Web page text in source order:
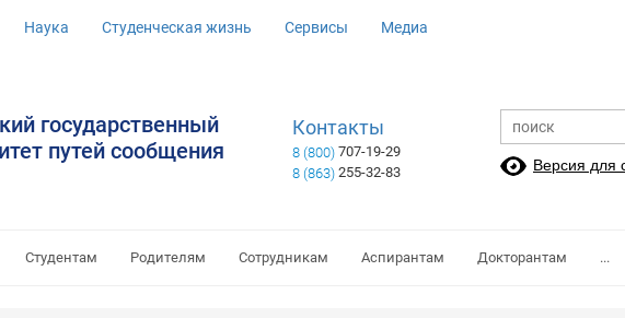
Наука Студенческая жизнь Сервисы Медиа
государственный
путей сообщения
Контакты
8 (800) 707-19-29
8 (863) 255-32-83 Версия для
Студентам Родителям Сотрудникам Аспирантам Докторантам ...